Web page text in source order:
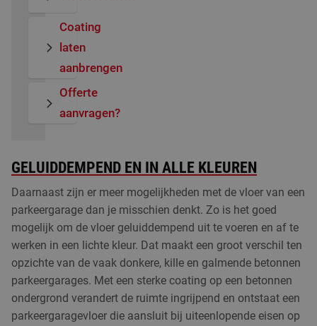
Coating
laten
aanbrengen
Offerte
aanvragen?
GELUIDDEMPEND EN IN ALLE KLEUREN
Daarnaast zijn er meer mogelijkheden met de vloer van een
parkeergarage dan je misschien denkt. Zo is het goed
mogelijk om de vloer geluiddempend uit te voeren en af te
werken in een lichte kleur. Dat maakt een groot verschil ten
opzichte van de vaak donkere, kille en galmende betonnen
parkeergarages. Met een sterke coating op een betonnen
ondergrond verandert de ruimte ingrijpend en ontstaat een
parkeergaragevloer die aansluit bij uiteenlopende eisen op